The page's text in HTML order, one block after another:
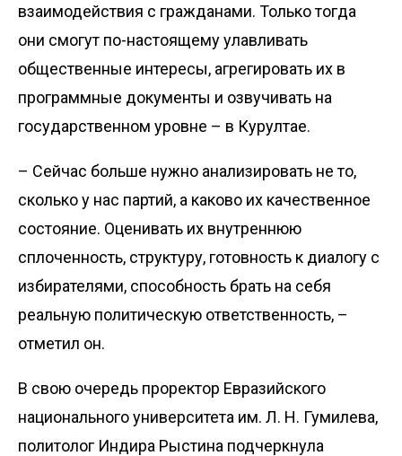
взаимодействия с гражданами. Только тогда
они смогут по-настоящему улавливать
общественные интересы, агрегировать их в
программные документы и озвучивать на
государственном уровне – в Курултае.
– Сейчас больше нужно анализировать не то,
сколько у нас партий, а каково их качественное
состояние. Оценивать их внутреннюю
сплоченность, структуру, готовность к диалогу с
избирателями, способность брать на себя
реальную политическую ответственность, –
отметил он.
В свою очередь проректор Евразийского
национального университета им. Л. Н. Гумилева,
политолог Индира Рыстина подчеркнула